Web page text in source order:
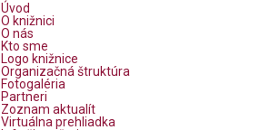
Úvod
O knižnici
O nás
Kto sme
Logo knižnice
Organizačná štruktúra
Fotogaléria
Partneri
Zoznam aktualít
Virtuálna prehliadka